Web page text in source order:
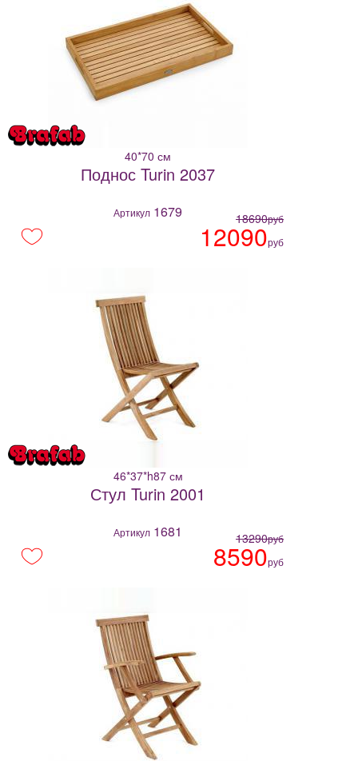
40*70 см
Поднос Turin 2037
Артикул 1679 18690руб
12090руб
46*37*h87 см
Стул Turin 2001
Артикул 1681 13290руб
8590руб